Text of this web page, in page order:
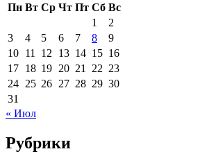
Пн Вт Ср Чт Пт Сб Вс
1
2
3
4 5 6 7 8
9
10 11 12 13 14 15 16
17 18 19 20 21 22 23
24 25 26 27 28 29 30
31
« Июл
Рубрики